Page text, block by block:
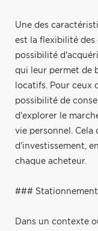
Une des
est la flexibilité des
possibilité
qui leur permet de
locatifs. Pour ceux
possibilité de
d'explorer le
vie personnel. Cela
d'investissement,
chaque acheteur.
###
Dans un contexte